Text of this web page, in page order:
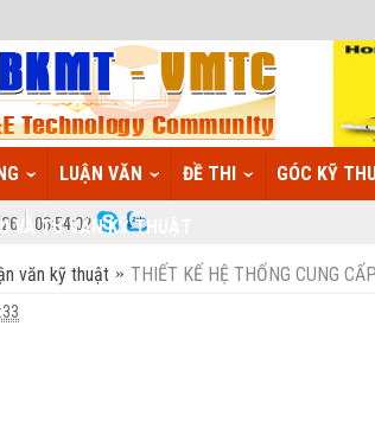
LUẬN VĂN ĐỀ THI GÓC KỸ
VÀ TƯ VẤN KỸ THUẬT
08:54:03
văn kỹ thuật THIẾT KẾ HỆ THỐNG CUNG